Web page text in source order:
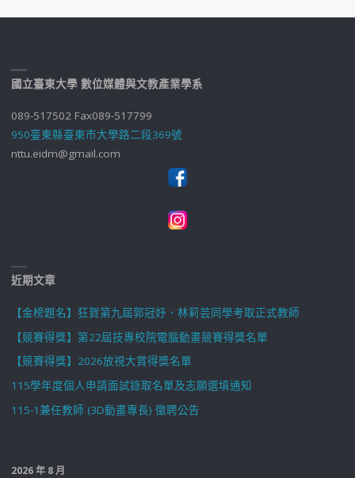
國立臺東大學 數位媒體與文教產業學系
089-517502 Fax089-517799
950臺東縣臺東市大學路二段369號
nttu.eidm@gmail.com
近期文章
【金榜題名】狂賀第九屆郭冠妤、林莉芸同學考取正式教師
【競賽得獎】第22屆技專校院電腦動畫競賽得獎名單
【競賽得獎】2026放視大賞得獎名單
115學年度個人申請面試錄取名單及志願選填通知
115-1兼任教師 (3D動畫專長) 徵聘公告
2026 年 8 月